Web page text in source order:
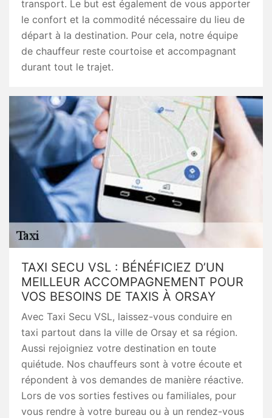
transport. Le but est également de vous apporter
le confort et la commodité nécessaire du lieu de
départ à la destination. Pour cela, notre équipe
de chauffeur reste courtoise et accompagnant
durant tout le trajet.
TAXI SECU VSL : BÉNÉFICIEZ D’UN
MEILLEUR ACCOMPAGNEMENT POUR
VOS BESOINS DE TAXIS À ORSAY
Avec Taxi Secu VSL, laissez-vous conduire en
taxi partout dans la ville de Orsay et sa région.
Aussi rejoigniez votre destination en toute
quiétude. Nos chauffeurs sont à votre écoute et
répondent à vos demandes de manière réactive.
Lors de vos sorties festives ou familiales, pour
vous rendre à votre bureau ou à un rendez-vous